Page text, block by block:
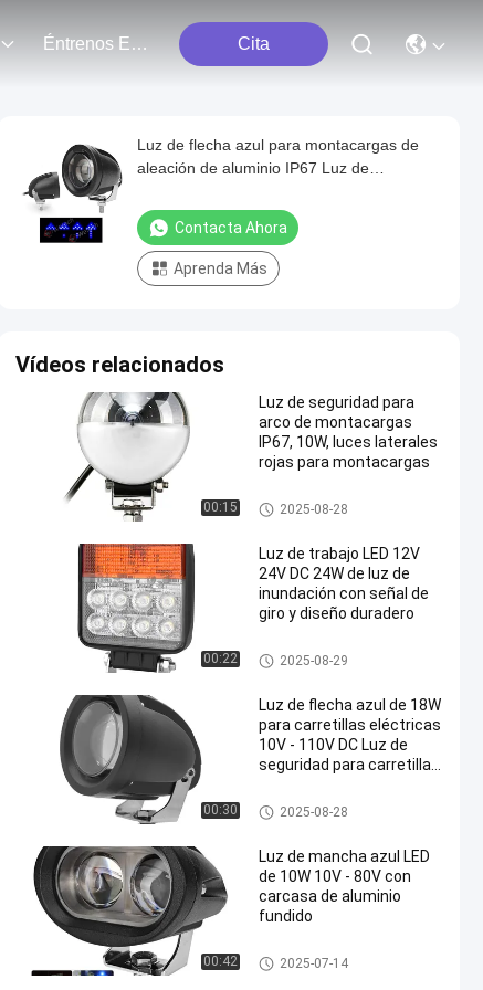
Éntrenos En Contacto Con Cita
Luz de flecha azul para montacargas de
aleación de aluminio IP67 Luz de
18W
Contacta Ahora
Aprenda Más
Vídeos relacionados
00:15
Luz de seguridad para
arco de montacargas
IP67, 10W, luces laterales
rojas para montacargas
Luz de advertencia de segurid
ad para carretillas elevadoras
2025-08-28
00:22
Luz de trabajo LED 12V
24V DC 24W de luz de
inundación con señal de
giro y diseño duradero
Luz de advertencia de segurid
ad para carretillas elevadoras
2025-08-29
00:30
Luz de flecha azul de 18W
para carretillas eléctricas
10V - 110V DC Luz de
seguridad para carretillas
Luz de advertencia de segurid
ad para carretillas elevadoras
2025-08-28
00:42
Luz de mancha azul LED
de 10W 10V - 80V con
carcasa de aluminio
fundido
Luz de advertencia de segurid
ad para carretillas elevadoras
2025-07-14